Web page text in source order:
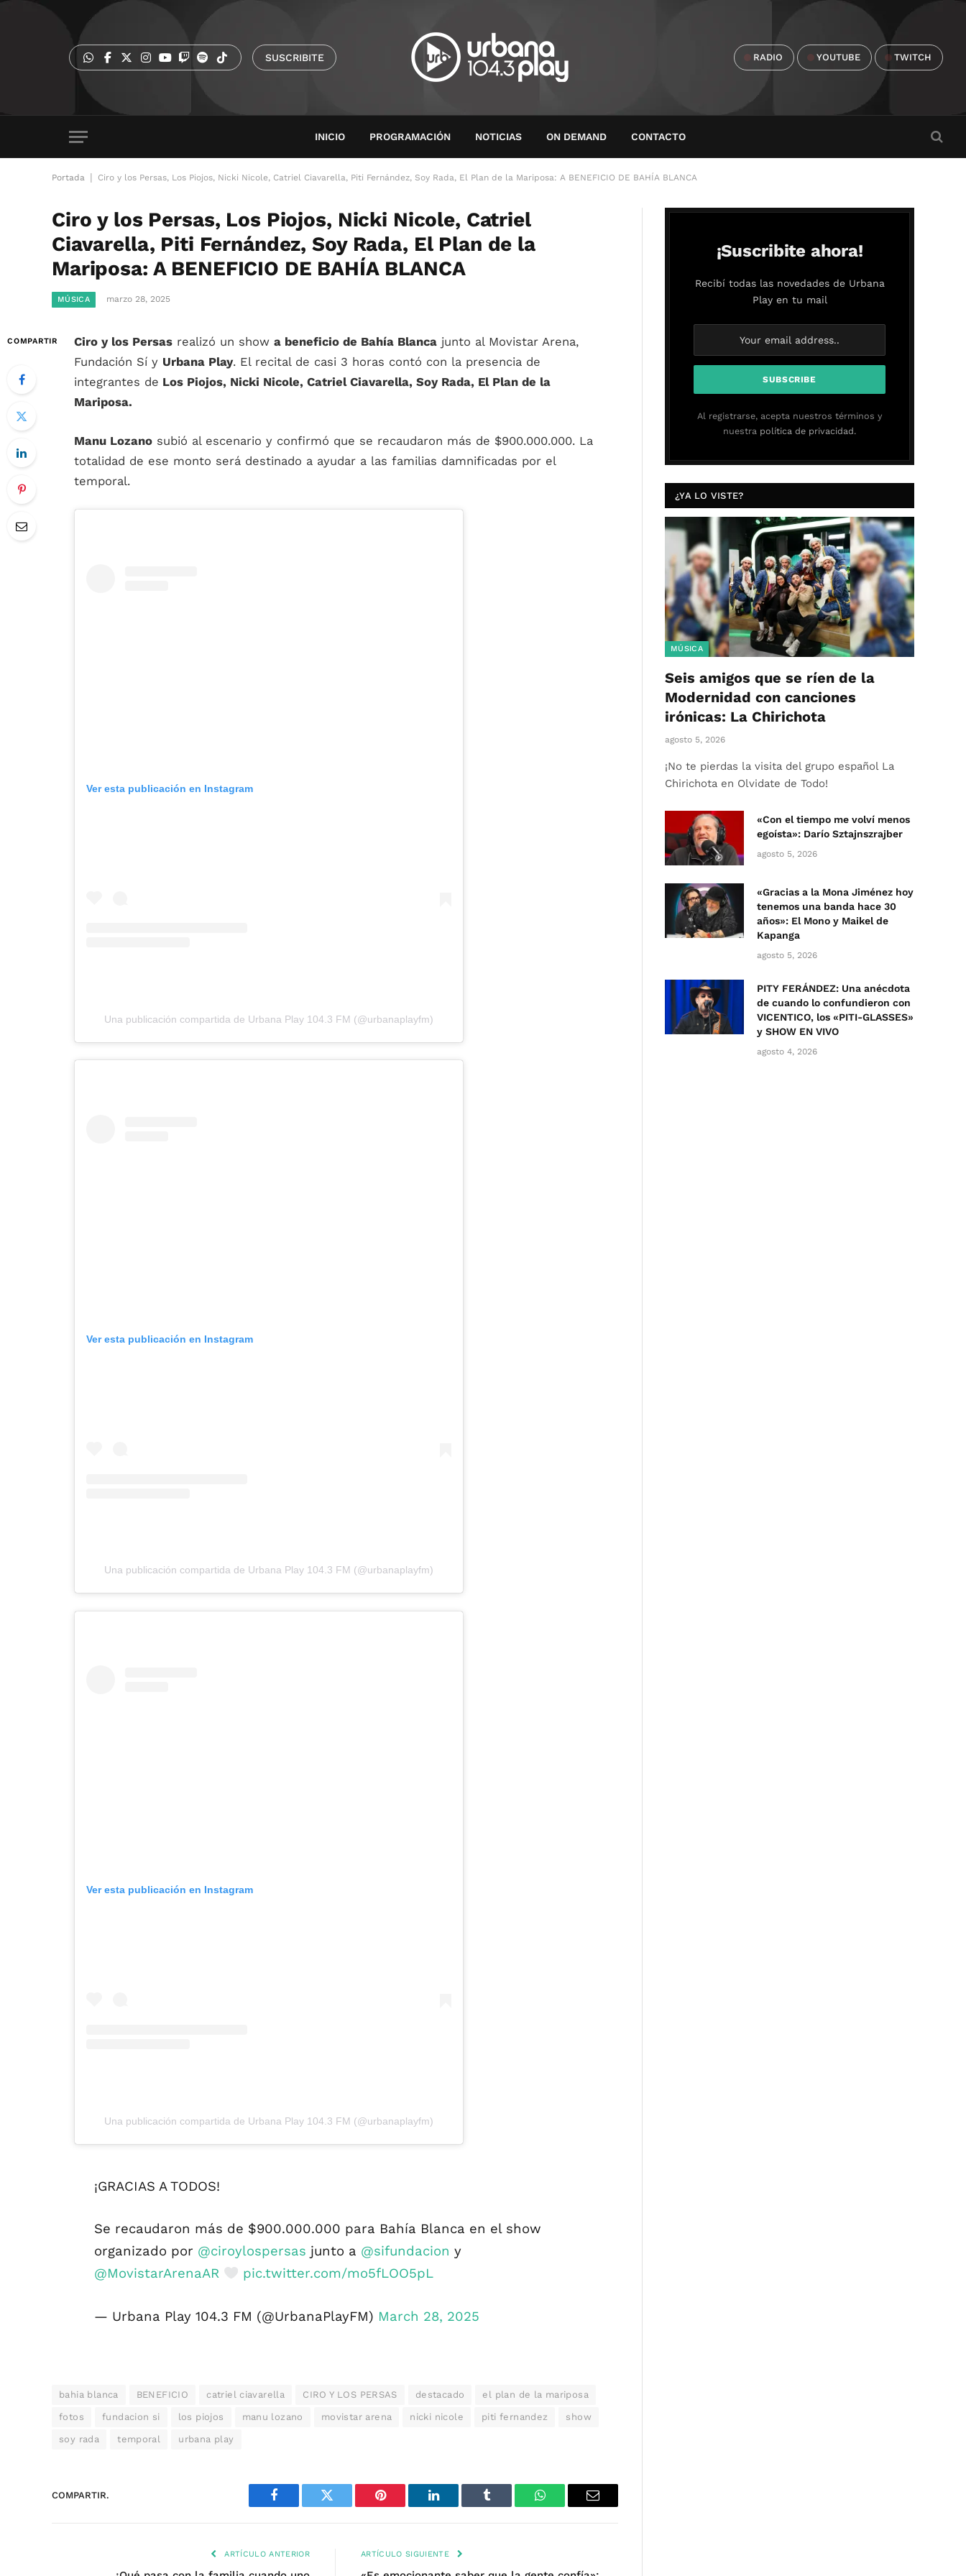
SUSCRIBITE RADIO YOUTUBE TWITCH
INICIO PROGRAMACIÓN NOTICIAS ON DEMAND CONTACTO
Portada Ciro y los Persas, Los Piojos, Nicki Nicole, Catriel Ciavarella, Piti Fernández, Soy Rada, El Plan de la Mariposa: A BENEFICIO DE BAHÍA BLANCA
Ciro y los Persas, Los Piojos, Nicki Nicole, Catriel
Ciavarella, Piti Fernández, Soy Rada, El Plan de la
Mariposa: A BENEFICIO DE BAHÍA BLANCA
MÚSICA marzo 28, 2025
COMPARTIR Ciro y los Persas realizó un show a beneficio de Bahía Blanca junto al Movistar Arena,
Fundación Sí y Urbana Play. El recital de casi 3 horas contó con la presencia de
integrantes de Los Piojos, Nicki Nicole, Catriel Ciavarella, Soy Rada, El Plan de la
Mariposa.
Manu Lozano subió al escenario y confirmó que se recaudaron más de $900.000.000. La
totalidad de ese monto será destinado a ayudar a las familias damnificadas por el
temporal.
Ver esta publicación en Instagram
Una publicación compartida de Urbana Play 104.3 FM (@urbanaplayfm)
Ver esta publicación en Instagram
Una publicación compartida de Urbana Play 104.3 FM (@urbanaplayfm)
Ver esta publicación en Instagram
Una publicación compartida de Urbana Play 104.3 FM (@urbanaplayfm)
¡GRACIAS A TODOS!
Se recaudaron más de $900.000.000 para Bahía Blanca en el show
organizado por @ciroylospersas junto a @sifundacion y
@MovistarArenaAR
pic.twitter.com/mo5fLOO5pL
— Urbana Play 104.3 FM (@UrbanaPlayFM) March 28, 2025
bahia blanca BENEFICIO catriel ciavarella CIRO Y LOS PERSAS destacado el plan de la mariposa
fotos fundacion si los piojos manu lozano movistar arena nicki nicole piti fernandez show
soy rada temporal urbana play
COMPARTIR.
Facebook Twitter Pinterest LinkedIn Tumblr WhatsAppEmail
ARTÍCULO ANTERIOR ARTÍCULO SIGUIENTE
¡Suscribite ahora!
Recibí todas las novedades de Urbana
Play en tu mail
Al registrarse, acepta nuestros términos y
nuestra política de privacidad.
¿YA LO VISTE?
MÚSICA
Seis amigos que se ríen de la
Modernidad con canciones
irónicas: La Chirichota
agosto 5, 2026
¡No te pierdas la visita del grupo español La
Chirichota en Olvidate de Todo!
«Con el tiempo me volví menos
egoísta»: Darío Sztajnszrajber
agosto 5, 2026
«Gracias a la Mona Jiménez hoy
tenemos una banda hace 30
años»: El Mono y Maikel de
Kapanga
agosto 5, 2026
PITY FERÁNDEZ: Una anécdota
de cuando lo confundieron con
VICENTICO, los «PITI-GLASSES»
y SHOW EN VIVO
agosto 4, 2026